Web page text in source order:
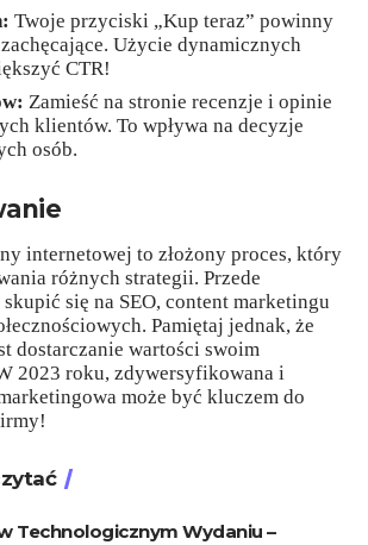
Twoje przyciski „Kup teraz” powinny
Użycie dynamicznych
CTR!
Zamieść na stronie recenzje i opinie
klientów. To wpływa na decyzje
osób.
internetowej to złożony proces, który
różnych strategii. Przede
się na SEO, content marketingu
Pamiętaj jednak, że
dostarczanie wartości swoim
2023 roku, zdywersyfikowana i
może być kluczem do
Technologicznym Wydaniu –